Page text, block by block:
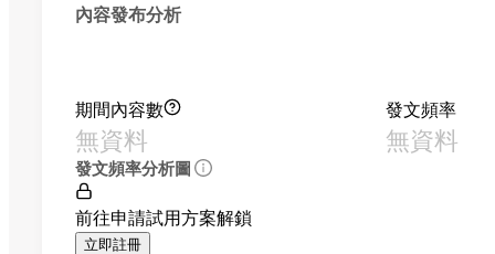
內容發布分析
期間內容數
無資料
發文頻率
無資料
發文頻率分析圖
前往申請試用方案解鎖
立即註冊